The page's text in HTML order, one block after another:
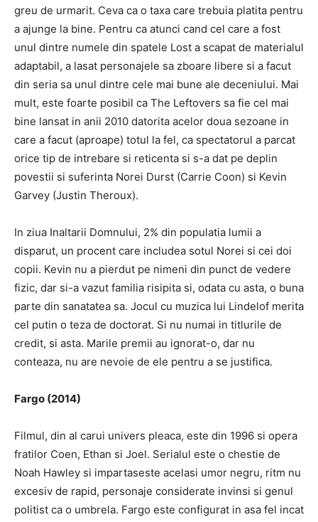
greu de urmarit. Ceva ca o taxa care trebuia platita pentru
a ajunge la bine. Pentru ca atunci cand cel care a fost
unul dintre numele din spatele Lost a scapat de materialul
adaptabil, a lasat personajele sa zboare libere si a facut
din seria sa unul dintre cele mai bune ale deceniului. Mai
mult, este foarte posibil ca The Leftovers sa fie cel mai
bine lansat in anii 2010 datorita acelor doua sezoane in
care a facut (aproape) totul la fel, ca spectatorul a parcat
orice tip de intrebare si reticenta si s-a dat pe deplin
povestii si suferinta Norei Durst (Carrie Coon) si Kevin
Garvey (Justin Theroux).
In ziua Inaltarii Domnului, 2% din populatia lumii a
disparut, un procent care includea sotul Norei si cei doi
copii. Kevin nu a pierdut pe nimeni din punct de vedere
fizic, dar si-a vazut familia risipita si, odata cu asta, o buna
parte din sanatatea sa. Jocul cu muzica lui Lindelof merita
cel putin o teza de doctorat. Si nu numai in titlurile de
credit, si asta. Marile premii au ignorat-o, dar nu
conteaza, nu are nevoie de ele pentru a se justifica.
Fargo (2014)
Filmul, din al carui univers pleaca, este din 1996 si opera
fratilor Coen, Ethan si Joel. Serialul este o chestie de
Noah Hawley si impartaseste acelasi umor negru, ritm nu
excesiv de rapid, personaje considerate invinsi si genul
politist ca o umbrela. Fargo este configurat in asa fel incat